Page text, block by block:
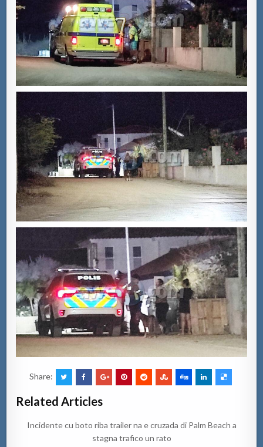
Share:
Related Articles
Incidente cu boto riba trailer na e cruzada di Palm Beach a
stagna trafico un rato